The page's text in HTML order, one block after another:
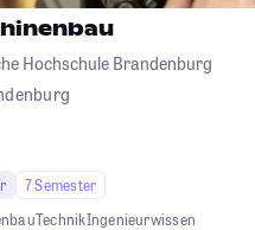
Hochschule Brandenburg
7 Semester
TechnikIngenieurwissen